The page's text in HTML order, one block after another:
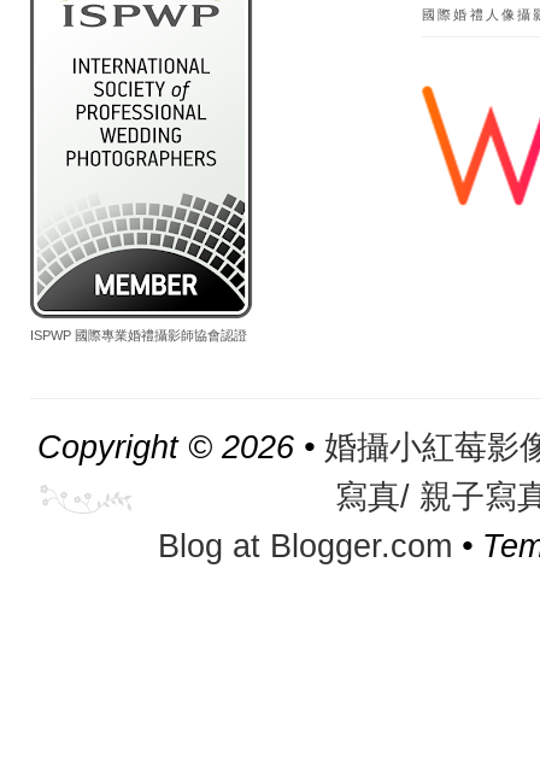
ISPWP 國際專業婚禮攝影師協會認證
國際婚禮人像攝
Copyright © 2026 • 婚攝小紅莓影
寫真/ 親子寫
Blog at Blogger.com •